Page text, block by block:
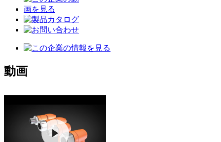
動画